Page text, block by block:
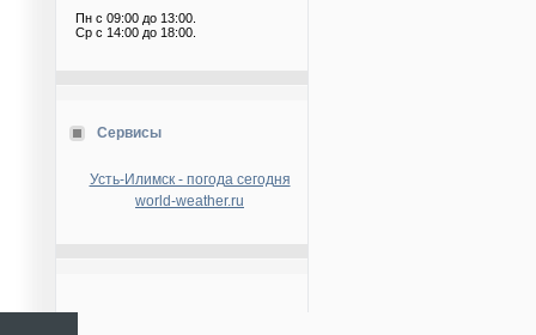
Пн с 09:00 до 13:00.
Ср с 14:00 до 18:00.
Сервисы
Усть-Илимск - погода сегодня
world-weather.ru